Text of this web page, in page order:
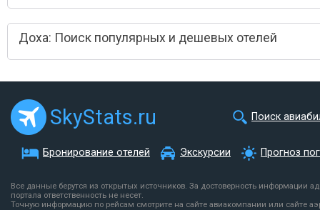
Доха: Поиск популярных и дешевых отелей
SkyStats.ru Поиск
Бронирование отелей Экскурсии Прогноз
Все данные берутся из открытых источников. За достоверность информации
портала ответственность не несет.
Точную информацию по рейсам смотрите на сайте авиакомпании или сайте